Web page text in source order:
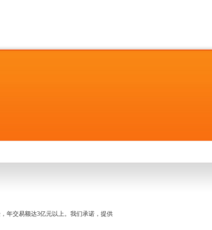
年交易额达3亿元以上。我们承诺，提供